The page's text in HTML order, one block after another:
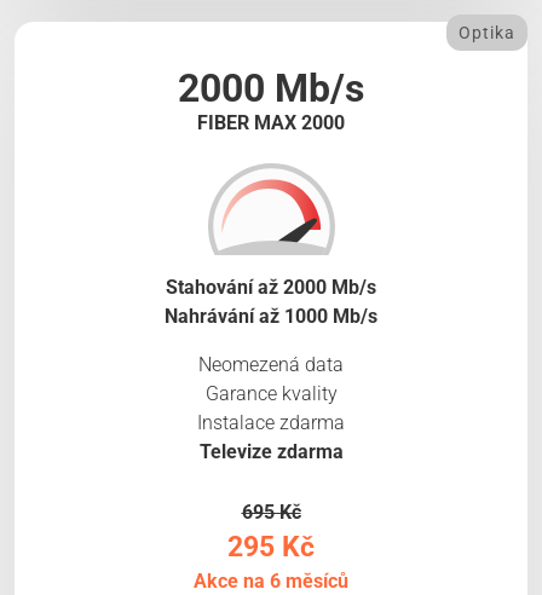
2000 Mb/s
FIBER MAX 2000
Optika
Stahování až 2000 Mb/s
Nahrávání až 1000 Mb/s
Neomezená data
Garance kvality
Instalace zdarma
Televize zdarma
695 Kč
295 Kč
Akce na 6 měsíců